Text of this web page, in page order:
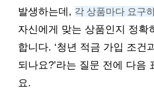
발생하는데, 각 상품마다 요구
자신에게 맞는 상품인지 정확
합니다. ‘청년 적금 가입 조건
되나요?’라는 질문 전에 다음
요.